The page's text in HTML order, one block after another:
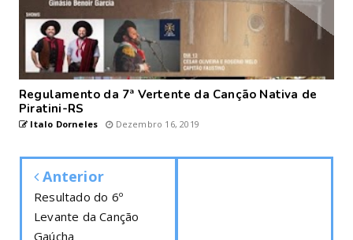
Regulamento da 7ª Vertente da Canção Nativa de
Piratini-RS
Italo Dorneles Dezembro 16, 2019
Anterior
Resultado do 6º
Levante da Canção
Gaúcha